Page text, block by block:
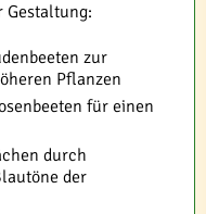
Gestaltung:
zur
Pflanzen
für einen
durch
der